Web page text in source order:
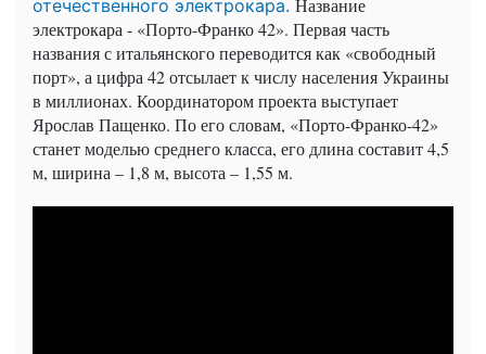
отечественного электрокара.
электрокара - «Порто-Франко 42». Первая часть
названия с итальянского переводится как «свободный
порт», а цифра 42 отсылает к числу населения Украины
в миллионах. Координатором проекта выступает
Ярослав Пащенко. По его словам, «Порто-Франко-42»
станет моделью среднего класса, его длина составит 4,5
м, ширина – 1,8 м, высота – 1,55 м.